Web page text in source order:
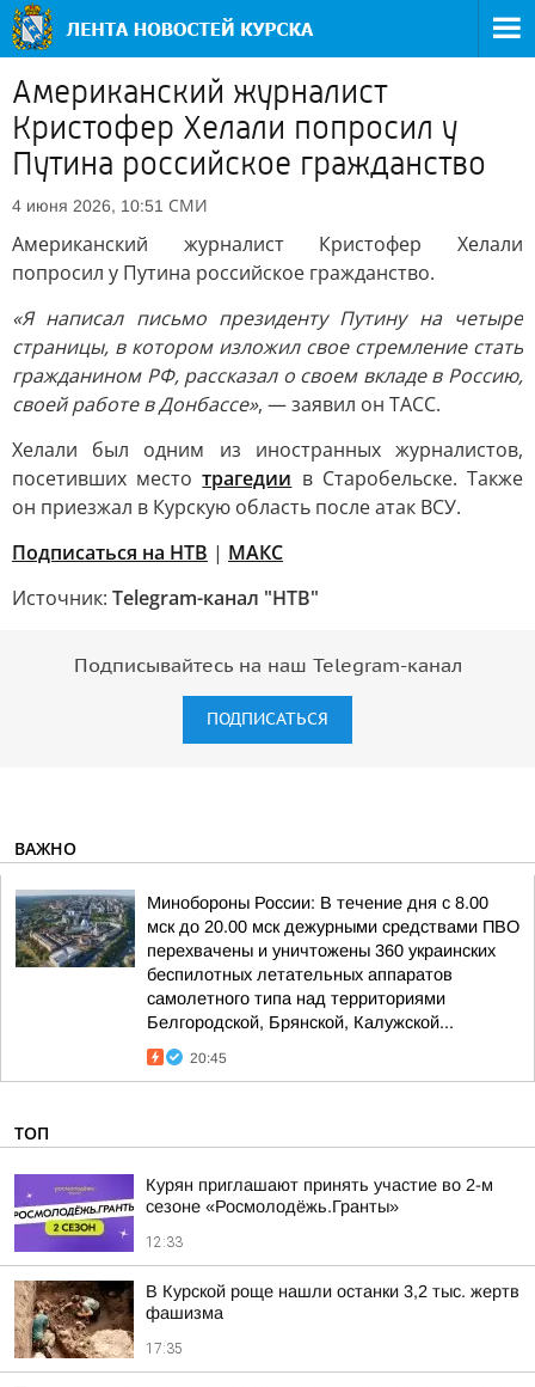
Американский журналист
Кристофер Хелали попросил у
Путина российское гражданство
4 июня 2026, 10:51 СМИ
Американский журналист Кристофер Хелали
попросил у Путина российское гражданство.
«Я написал письмо президенту Путину на четыре
страницы, в котором изложил свое стремление стать
гражданином РФ, рассказал о своем вкладе в Россию,
своей работе в Донбассе», — заявил он ТАСС.
Хелали был одним из иностранных журналистов,
посетивших местотрагедии в Старобельске. Также
он приезжал в Курскую область после атак ВСУ.
Подписаться на НТВ | МАКС
Источник: Telegram-канал "НТВ"
Подписывайтесь на наш Telegram-канал
ПОДПИСАТЬСЯ
ВАЖНО
Минобороны России: В течение дня с 8.00
мск до 20.00 мск дежурными средствами ПВО
перехвачены и уничтожены 360 украинских
беспилотных летательных аппаратов
самолетного типа над территориями
Белгородской, Брянской, Калужской...
20:45
ТОП
Курян приглашают принять участие во 2-м
сезоне «Росмолодёжь.Гранты»
12:33
В Курской роще нашли останки 3,2 тыс. жертв
фашизма
17:35